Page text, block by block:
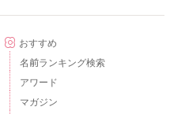
おすすめ
名前ランキング検索
アワード
マガジン